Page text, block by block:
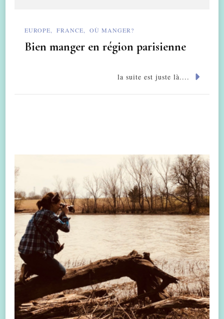
EUROPE FRANCE OÙ MANGER?
Bien manger en région parisienne
la suite est juste là....